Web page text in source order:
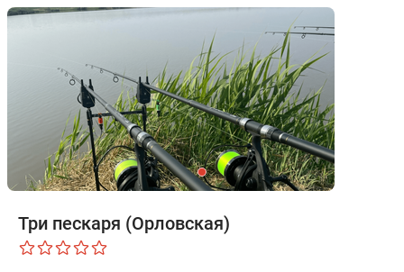
Три пескаря (Орловская)